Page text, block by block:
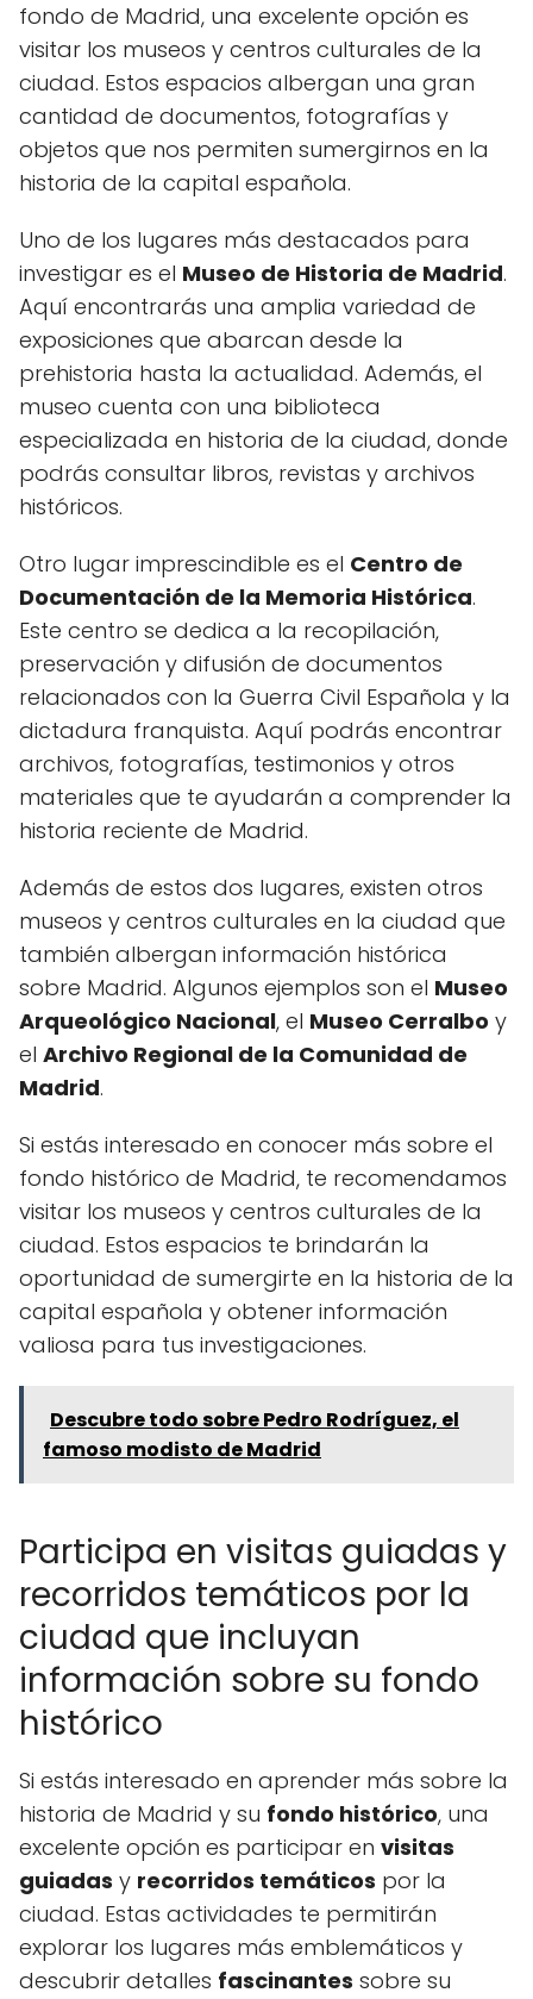
fondo de Madrid, una excelente opción es
visitar los museos y centros culturales de la
ciudad. Estos espacios albergan una gran
cantidad de documentos, fotografías y
objetos que nos permiten sumergirnos en la
historia de la capital española.
Uno de los lugares más destacados para
investigar es el Museo de Historia de Madrid.
Aquí encontrarás una amplia variedad de
exposiciones que abarcan desde la
prehistoria hasta la actualidad. Además, el
museo cuenta con una biblioteca
especializada en historia de la ciudad, donde
podrás consultar libros, revistas y archivos
históricos.
Otro lugar imprescindible es el Centro de
Documentación de la Memoria Histórica.
Este centro se dedica a la recopilación,
preservación y difusión de documentos
relacionados con la Guerra Civil Española y la
dictadura franquista. Aquí podrás encontrar
archivos, fotografías, testimonios y otros
materiales que te ayudarán a comprender la
historia reciente de Madrid.
Además de estos dos lugares, existen otros
museos y centros culturales en la ciudad que
también albergan información histórica
sobre Madrid. Algunos ejemplos son el Museo
Arqueológico Nacional, el Museo Cerralbo y
el Archivo Regional de la Comunidad de
Madrid.
Si estás interesado en conocer más sobre el
fondo histórico de Madrid, te recomendamos
visitar los museos y centros culturales de la
ciudad. Estos espacios te brindarán la
oportunidad de sumergirte en la historia de la
capital española y obtener información
valiosa para tus investigaciones.
Descubre todo sobre Pedro Rodríguez, el
famoso modisto de Madrid
Participa en visitas guiadas y
recorridos temáticos por la
ciudad que incluyan
información sobre su fondo
histórico
Si estás interesado en aprender más sobre la
historia de Madrid y su fondo histórico, una
excelente opción es participar en visitas
guiadas y recorridos temáticos por la
ciudad. Estas actividades te permitirán
explorar los lugares más emblemáticos y
descubrir detalles fascinantes sobre su